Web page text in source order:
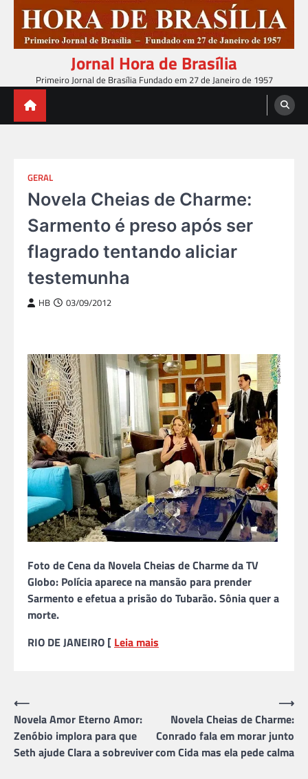
content
Jornal Hora de Brasília
Primeiro Jornal de Brasília Fundado em 27 de Janeiro de 1957
GERAL
Novela Cheias de Charme:
Sarmento é preso após ser
flagrado tentando aliciar
testemunha
HB 03/09/2012
Foto de Cena da Novela Cheias de Charme da TV
Globo: Polícia aparece na mansão para prender
Sarmento e efetua a prisão do Tubarão. Sônia quer a
morte.
RIO DE JANEIRO [ Leia mais
Navegação
de
Post
⟵
Novela Amor Eterno Amor:
Zenóbio implora para que
Seth ajude Clara a sobreviver
Novela Cheias de Charme:
Conrado fala em morar junto
com Cida mas ela pede calma
⟶